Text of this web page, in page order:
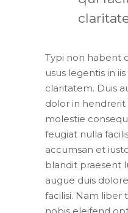
Typi non habent
usus legentis in
claritatem. Duis
dolor in hendrerit
molestie
feugiat nulla
accumsan et
blandit praesent
augue duis
facilisi. Nam